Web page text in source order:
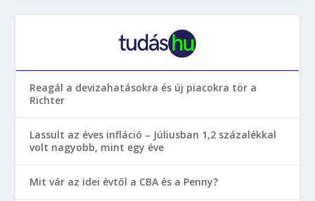
Reagál a devizahatásokra és új piacokra tör a
Richter
Lassult az éves infláció – Júliusban 1,2 százalékkal
volt nagyobb, mint egy éve
Mit vár az idei évtől a CBA és a Penny?